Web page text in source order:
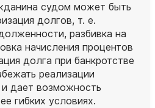
судом может быть
долгов, т. е.
разбивка на
начисления процентов
долга при банкротстве
реализации
дает возможность
гибких условиях.